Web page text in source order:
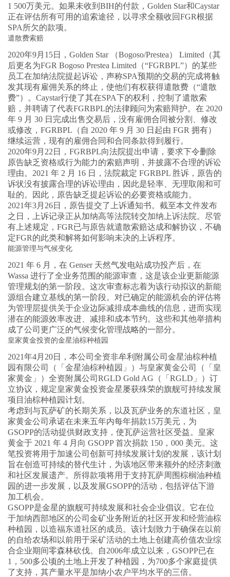
1 500万美元。如果未收到BIH的付款，Golden Star和Caystar
正在评估所有可用的追索途径，以寻求全额收回FGR根据
SPA所欠的款项。
遣散费索赔
2020年9月15日，Golden Star （Bogoso/Prestea） Limited（其
后更名为FGR Bogoso Prestea Limited（“FGRBPL”）的某些
员工在加纳法院提起诉讼，声称SPA预期的交易的完成将触
发其现有雇佣关系的终止，使他们有权获得遣散费（“遣散
费”）。Caystar行使了其在SPA下的权利，控制了遣散索
赔，并聘请了代表FGRBPL的法律顾问为索赔辩护。在 2020
年 9 月 30 日完成出售交易后，没有雇佣合同被分割、修改
或修改，FGRBPL（自 2020 年 9 月 30 日起由 FGR 拥有）
继续运营，现有的雇佣合同和合同条款得到履行。
2020年9月22日，FGRBPL向法院提出申请，要求下令删除
原告缺乏资格或行为能力的索赔声明，并披露不合理的诉讼
理由。2021 年 2 月 16 日，法院裁定 FGRBPL 胜诉，原告的
诉状没有披露合理的诉讼理由，因此是轻率、无理取闹和可
耻的。因此，原告缺乏提起诉讼的必要资格或能力。
2021年3月26日，原告提交了上诉通知书。截至本文件发布
之日，上诉记录正从加纳高等法院转交加纳上诉法院。尽管
有上述规定，FGR已与原告就遣散索赔达成和解协议，不确
定FGR的此类和解将如何影响未决的上诉程序。
能源管理与气候变化
2021 年 6 月，在 Genser 天然气发电站成功投产后，在
Wassa 进行了全业务范围的能源审查，这是该企业更新能源
管理规划的第一阶段。这次审查标志着为该行动拟议的新能
源组合建立基线的第一阶段。对已确定的能源机会的评估将
为管理层提供关于企业边际减排成本曲线的信息，进而实现
潜在的能源效率改进、减排和成本节约。这些和其他举措构
成了公司更广泛的气候变化管理战略的一部分。
皇家黄金投资的金星油棕种植园
2021年4月20日，本公司全资非牟利附属公司金星油棕种植
园有限公司（「金星油棕种植园」）与皇家黄金公司（「皇
家黄金」）全资附属公司RGLD Gold AG（「RGLD」）订
立协议，规定皇家黄金投资金星屡获殊荣的旗舰可持续发展
项目油棕种植园计划。
考虑到与瓦萨矿的长期关系，以及瓦萨业务的东道社区，皇
家黄金公司承诺在未来五年内每年捐款15万美元，为
GSOPP的活动提供财政支持，使瓦萨运营社区受益。皇家
黄金于 2021 年 4 月向 GSOPP 首次捐款 150，000 美元。这
笔投资将用于加速公司创新可持续发展计划的发展，该计划
旨在创造可持续的替代生计，为该地区带来额外的经济刺激
和社区发展遗产。所得款项将用于支持瓦萨周围棕榈油种植
园的进一步发展，以及发展GSOPP的活动，包括评估下游
加工机会。
GSOPP是金星的旗舰可持续发展和社会企业倡议。它在位
于加纳西部地区的公司金矿业务附近的社区开发和经营油棕
种植园，以造福东道社区的成员。该计划致力于确保在以前
的自给农场和以前用于采矿活动的土地上创建高价值农业综
合企业期间零森林砍伐。自2006年成立以来，GSOPP已在
1，500多公顷的土地上开发了种植园，为700多个家庭提供
了支持，其产量水平是加纳小农户平均水平的三倍。